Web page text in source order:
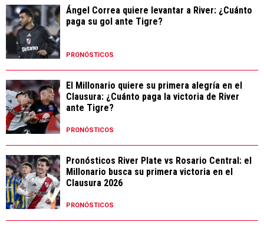
Ángel Correa quiere levantar a River: ¿Cuánto
paga su gol ante Tigre?
PRONÓSTICOS
El Millonario quiere su primera alegría en el
Clausura: ¿Cuánto paga la victoria de River
ante Tigre?
PRONÓSTICOS
Pronósticos River Plate vs Rosario Central: el
Millonario busca su primera victoria en el
Clausura 2026
PRONÓSTICOS